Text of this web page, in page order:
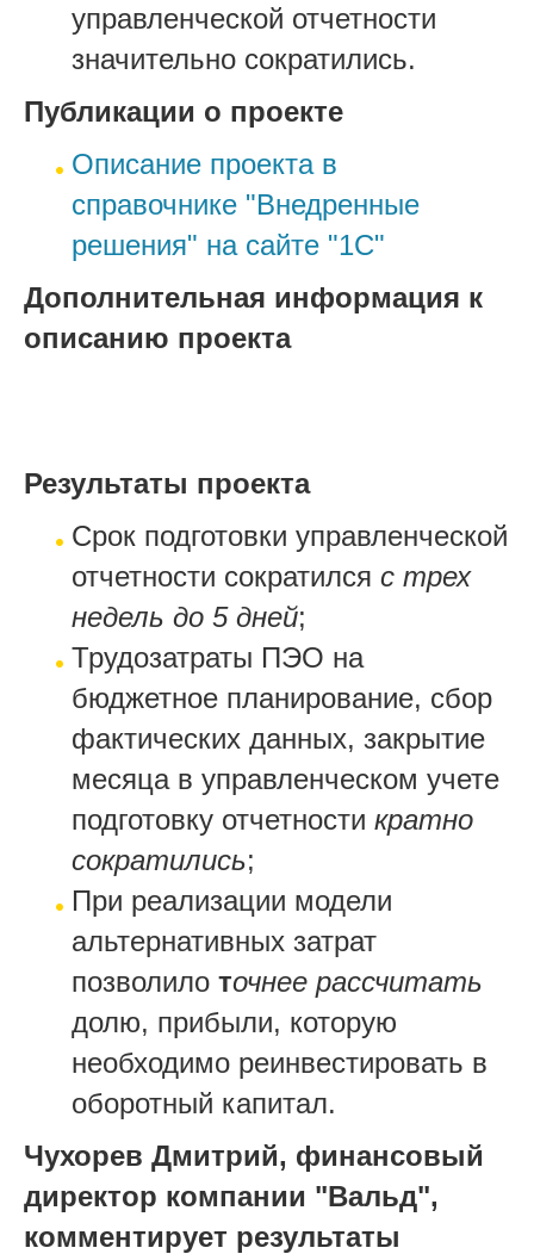
управленческой отчетности
значительно сократились.
Публикации о проекте
Описание проекта в
справочнике "Внедренные
решения" на сайте "1С"
Дополнительная информация к
описанию проекта
Результаты проекта
Срок подготовки управленческой
отчетности сократился с трех
недель до 5 дней;
Трудозатраты ПЭО на
бюджетное планирование, сбор
фактических данных, закрытие
месяца в управленческом учете
подготовку отчетности кратно
сократились;
При реализации модели
альтернативных затрат
позволило точнее рассчитать
долю, прибыли, которую
необходимо реинвестировать в
оборотный капитал.
Чухорев Дмитрий, финансовый
директор компании "Вальд",
комментирует результаты